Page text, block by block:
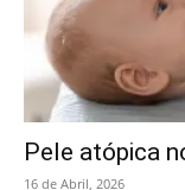
Pele atópica
16 de Abril, 2026